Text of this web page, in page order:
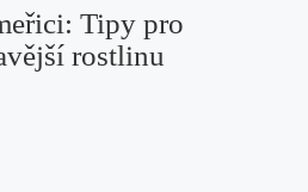
Tipy pro
rostlinu